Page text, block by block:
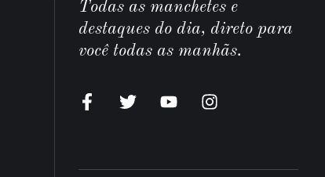
Todas as manchetes e
destaques do dia, direto para
você todas as manhãs.